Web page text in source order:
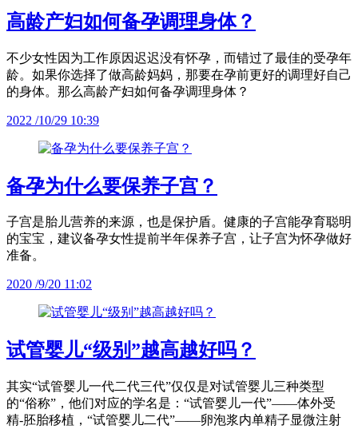
高龄产妇如何备孕调理身体？
不少女性因为工作原因迟迟没有怀孕，而错过了最佳的受孕年
龄。如果你选择了做高龄妈妈，那要在孕前更好的调理好自己
的身体。那么高龄产妇如何备孕调理身体？
2022 /10/29 10:39
备孕为什么要保养子宫？
子宫是胎儿营养的来源，也是保护盾。健康的子宫能孕育聪明
的宝宝，建议备孕女性提前半年保养子宫，让子宫为怀孕做好
准备。
2020 /9/20 11:02
试管婴儿“级别”越高越好吗？
其实“试管婴儿一代二代三代”仅仅是对试管婴儿三种类型
的“俗称”，他们对应的学名是：“试管婴儿一代”——体外受
精-胚胎移植，“试管婴儿二代”——卵泡浆内单精子显微注射